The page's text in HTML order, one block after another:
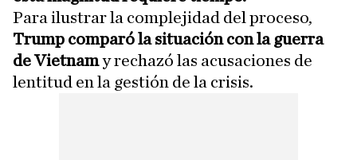
Para ilustrar la complejidad del proceso,
Trump comparó la situación con la guerra
de Vietnamy rechazó las acusaciones de
lentitud en la gestión de la crisis.